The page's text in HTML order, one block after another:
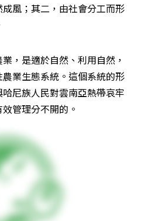
風；其二，由社會分工而形
，是適於自然、利用自然，
業生態系統。這個系統的形
尼族人民對雲南亞熱帶哀牢
管理分不開的。